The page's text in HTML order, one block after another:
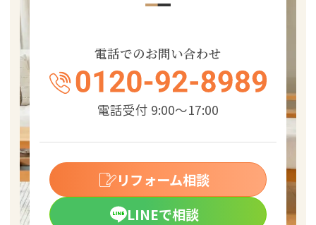
電話でのお問い合わせ
電話受付 9:00～17:00
リフォーム相談
LINEで相談